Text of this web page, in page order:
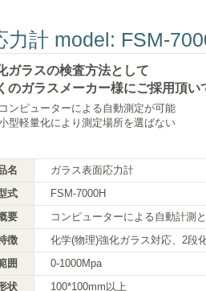
力計 model: FSM-
ガラスの検査方法として
のガラスメーカー様にご採用頂い
コンピューターによる自動測定が可能
型軽量化により測定場所を選ばない
名
ガラス表面応力計
式
FSM-7000H
要
コンピューターによる自動計測
徴
化学(物理)強化ガラス対応、2段
囲
0-1000Mpa
状
100*100mm以上